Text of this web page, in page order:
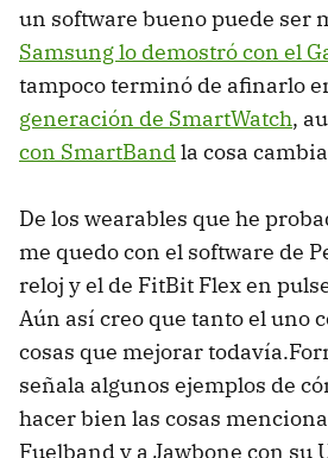
un software bueno puede ser
Samsung lo demostró con el
tampoco terminó de afinarlo
generación de SmartWatch,
con SmartBandla cosa
De los wearables que he
me quedo con el software de
reloj y el de FitBit Flex en
Aún así creo que tanto el uno
cosas que mejorar
señala algunos ejemplos de
hacer bien las cosas
Fuelband y a Jawbone con su